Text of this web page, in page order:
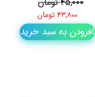
۴۳,۸۰۰ تومان
افزودن به سبد خرید